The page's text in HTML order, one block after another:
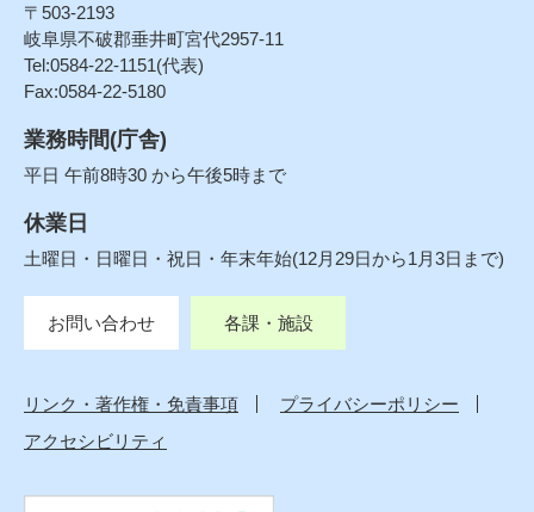
〒503-2193
岐阜県不破郡垂井町宮代2957-11
Tel:0584-22-1151(代表)
Fax:0584-22-5180
業務時間(庁舎)
平日 午前8時30 から午後5時まで
休業日
土曜日・日曜日・祝日・年末年始(12月29日から1月3日まで)
お問い合わせ 各課・施設
リンク・著作権・免責事項
プライバシーポリシー
アクセシビリティ